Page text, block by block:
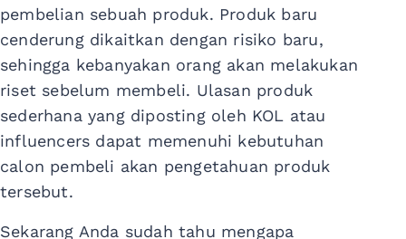
pembelian sebuah produk. Produk baru
cenderung dikaitkan dengan risiko baru,
sehingga kebanyakan orang akan melakukan
riset sebelum membeli. Ulasan produk
sederhana yang diposting oleh KOL atau
influencers dapat memenuhi kebutuhan
calon pembeli akan pengetahuan produk
tersebut.
Sekarang Anda sudah tahu mengapa